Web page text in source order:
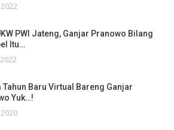
PWI Jateng, Ganjar Pranowo Bilang
Itu…
Tahun Baru Virtual Bareng Ganjar
Yuk…!